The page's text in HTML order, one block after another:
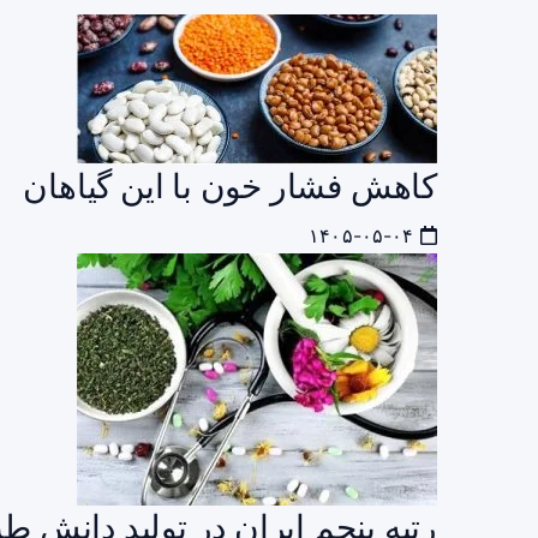
کاهش فشار خون با این گیاهان
رتبه پنجم ایران در تولید